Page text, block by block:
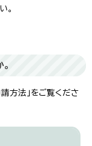
。
方法」をご覧くださ